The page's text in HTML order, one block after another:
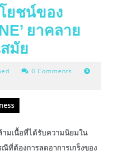
ยชน์ของ
ยาคลาย
มัย
0 Comments
ามเนื้อที่ได้รับความนิยมใน
ที่ต้องการลดอาการเกร็งของ